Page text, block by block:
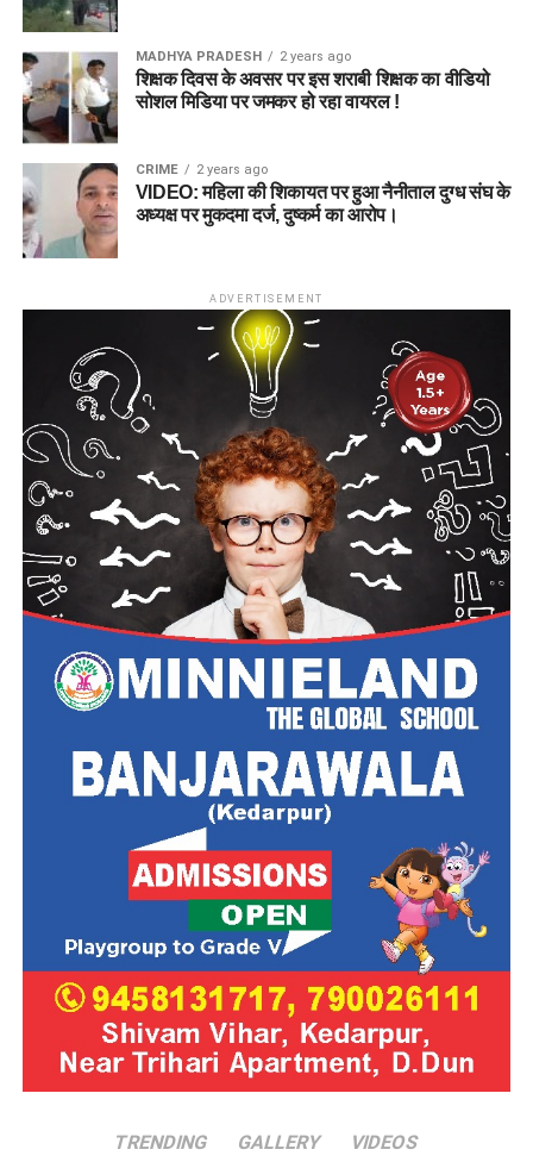
MADHYA PRADESH 2 years ago
शिक्षक दिवस के अवसर पर इस शराबी शिक्षक का वीडियो
सोशल मिडिया पर जमकर हो रहा वायरल !
CRIME 2 years ago
VIDEO: महिला की शिकायत पर हुआ नैनीताल दुग्ध संघ के
अध्यक्ष पर मुकदमा दर्ज, दुष्कर्म का आरोप।
ADVERTISEMENT
TRENDING GALLERY VIDEOS